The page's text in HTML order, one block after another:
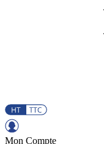
Mon Compte